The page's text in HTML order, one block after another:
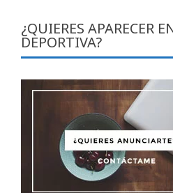
¿QUIERES APARECER
DEPORTIVA?